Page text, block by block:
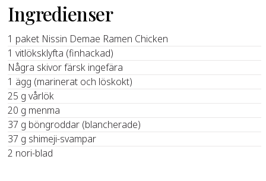
Ingredienser
1 paket Nissin Demae Ramen Chicken
1 vitlöksklyfta (finhackad)
Några skivor färsk ingefära
1 ägg (marinerat och löskokt)
25 g vårlök
20 g menma
37 g böngroddar (blancherade)
37 g shimeji-svampar
2 nori-blad